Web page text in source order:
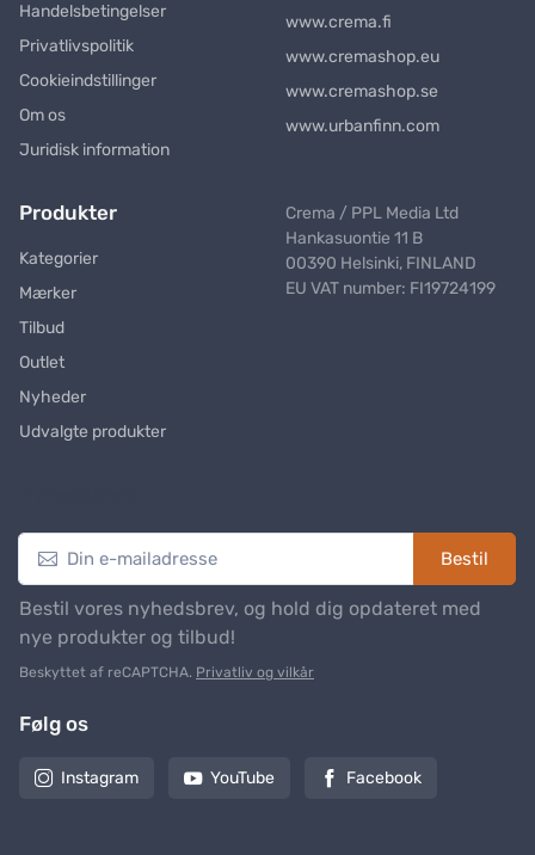
Handelsbetingelser
Privatlivspolitik
Cookieindstillinger
Om os
Juridisk information
www.crema.fi
www.cremashop.eu
www.cremashop.se
www.urbanfinn.com
Produkter
Kategorier
Mærker
Tilbud
Outlet
Nyheder
Udvalgte produkter
Crema / PPL Media Ltd
Hankasuontie 11 B
00390 Helsinki, FINLAND
EU VAT number: FI19724199
Bestil
Bestil vores nyhedsbrev, og hold dig opdateret med
nye produkter og tilbud!
Beskyttet af reCAPTCHA. Privatliv og vilkår
Følg os
Instagram YouTube Facebook